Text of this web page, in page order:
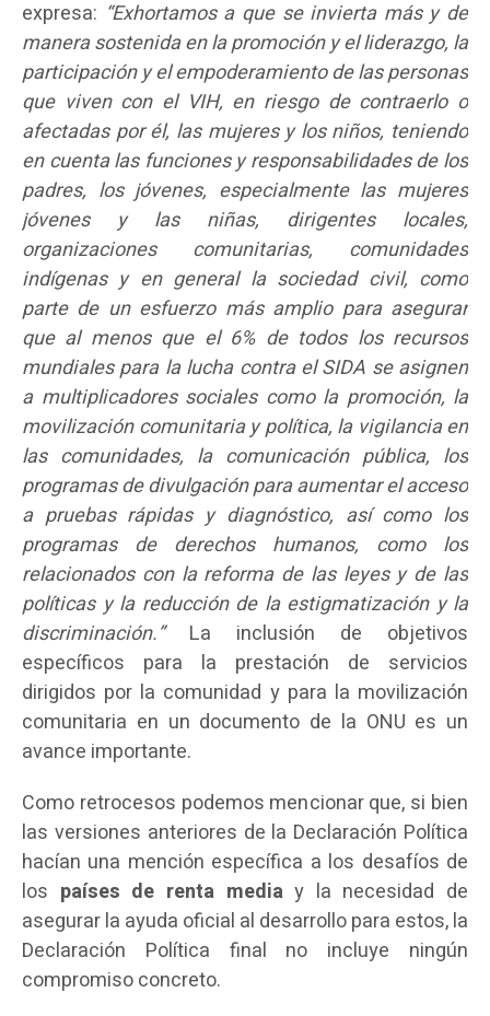
expresa: “Exhortamos a que se invierta más y de
manera sostenida en la promoción y el liderazgo, la
participación y el empoderamiento de las personas
que viven con el VIH, en riesgo de contraerlo o
afectadas por él, las mujeres y los niños, teniendo
en cuenta las funciones y responsabilidades de los
padres, los jóvenes, especialmente las mujeres
jóvenes y las niñas, dirigentes locales,
organizaciones comunitarias, comunidades
indígenas y en general la sociedad civil, como
parte de un esfuerzo más amplio para asegurar
que al menos que el 6% de todos los recursos
mundiales para la lucha contra el SIDA se asignen
a multiplicadores sociales como la promoción, la
movilización comunitaria y política, la vigilancia en
las comunidades, la comunicación pública, los
programas de divulgación para aumentar el acceso
a pruebas rápidas y diagnóstico, así como los
programas de derechos humanos, como los
relacionados con la reforma de las leyes y de las
políticas y la reducción de la estigmatización y la
discriminación.”La inclusión de objetivos
específicos para la prestación de servicios
dirigidos por la comunidad y para la movilización
comunitaria en un documento de la ONU es un
avance importante.
Como retrocesos podemos mencionar que, si bien
las versiones anteriores de la Declaración Política
hacían una mención específica a los desafíos de
los países de renta mediay la necesidad de
asegurar la ayuda oficial al desarrollo para estos, la
Declaración Política final no incluye ningún
compromiso concreto.